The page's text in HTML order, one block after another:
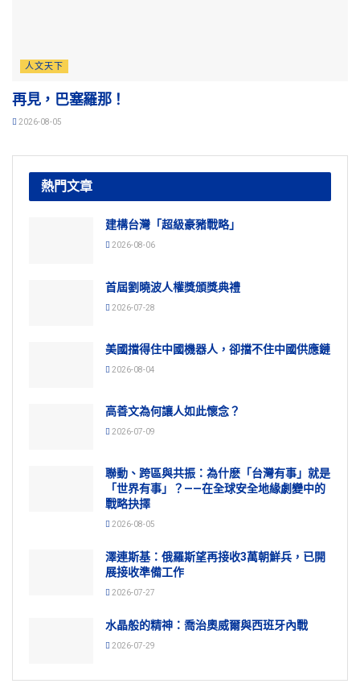
人文天下
再見，巴塞羅那！
2026-08-05
熱門文章
建構台灣「超級豪豬戰略」
2026-08-06
首屆劉曉波人權獎頒獎典禮
2026-07-28
美國擋得住中國機器人，卻擋不住中國供應鏈
2026-08-04
高善文為何讓人如此懷念？
2026-07-09
聯動、跨區與共振：為什麽「台灣有事」就是
「世界有事」？——在全球安全地緣劇變中的
戰略抉擇
2026-08-05
澤連斯基：俄羅斯望再接收3萬朝鮮兵，已開
展接收準備工作
2026-07-27
水晶般的精神：喬治奧威爾與西班牙內戰
2026-07-29